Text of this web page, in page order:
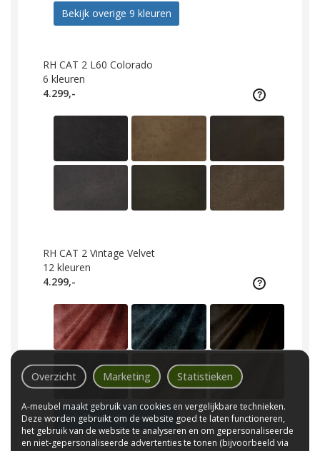
Bekijk overige 9 kleuren
RH CAT 2 L60 Colorado
6 kleuren
4.299,-
RH CAT 2 Vintage Velvet
12 kleuren
4.299,-
Bekijk overige 6 kleuren
Overzicht Marketing Statistieken
A-meubel maakt gebruik van cookies en vergelijkbare technieken.
Deze worden gebruikt om de website goed te laten functioneren,
het gebruik van de website te analyseren en om gepersonaliseerde
en niet-gepersonaliseerde advertenties te tonen (bijvoorbeeld via